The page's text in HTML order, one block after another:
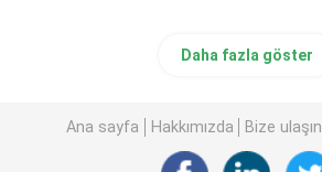
Daha fazla göster
Ana sayfa Hakkımızda Bize ulaşın